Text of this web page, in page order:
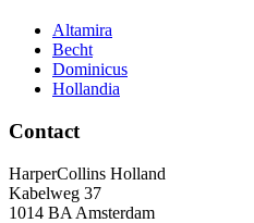
Altamira
Becht
Dominicus
Hollandia
Contact
HarperCollins Holland
Kabelweg 37
1014 BA Amsterdam